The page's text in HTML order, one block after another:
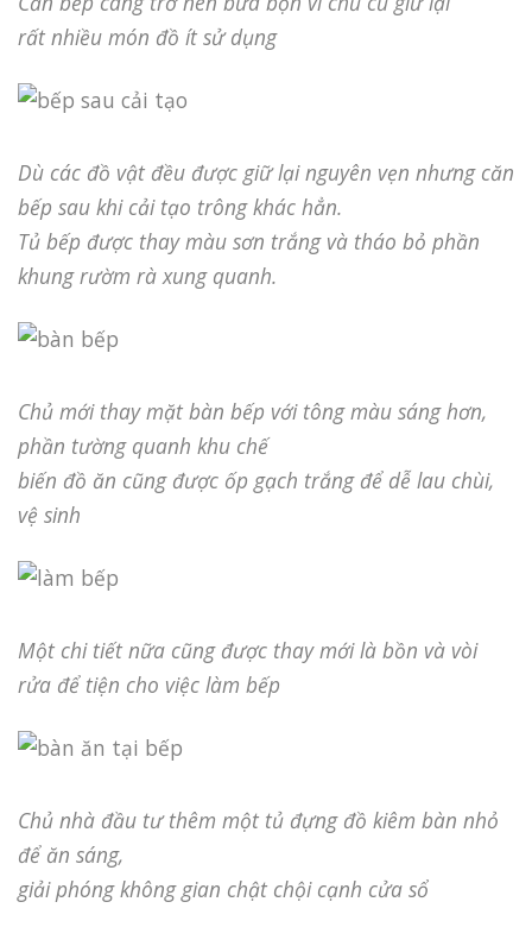
rất nhiều món đồ ít sử dụng
Dù các đồ vật đều được giữ lại nguyên vẹn nhưng căn
bếp sau khi cải tạo trông khác hẳn.
Tủ bếp được thay màu sơn trắng và tháo bỏ phần
khung rườm rà xung quanh.
Chủ mới thay mặt bàn bếp với tông màu sáng hơn,
phần tường quanh khu chế
biến đồ ăn cũng được ốp gạch trắng để dễ lau chùi,
vệ sinh
Một chi tiết nữa cũng được thay mới là bồn và vòi
rửa để tiện cho việc làm bếp
Chủ nhà đầu tư thêm một tủ đựng đồ kiêm bàn nhỏ
để ăn sáng,
giải phóng không gian chật chội cạnh cửa sổ